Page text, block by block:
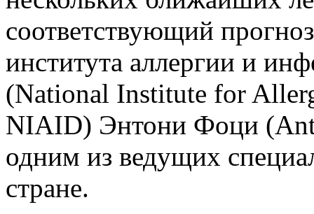
соответствующий
института аллергии и
(National Institute for
NIAID) Энтони Фоци
одним из ведущих
стране.